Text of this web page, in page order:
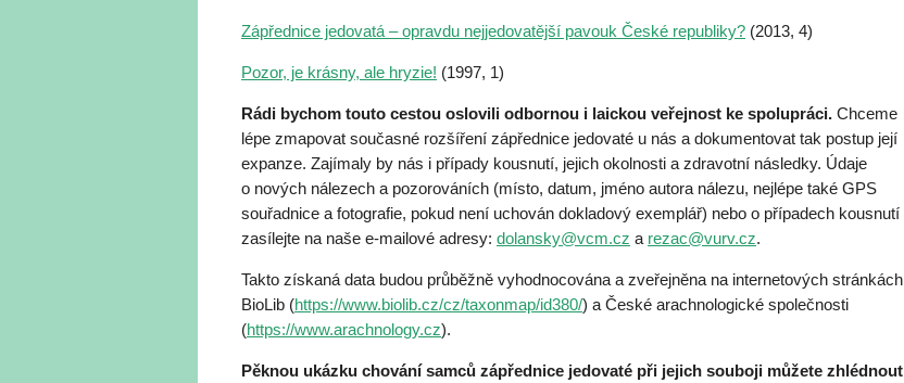
Zápřednice jedovatá – opravdu nejjedovatější pavouk České republiky? (2013, 4)
Pozor, je krásny, ale hryzie! (1997, 1)
Rádi bychom touto cestou oslovili odbornou i laickou veřejnost ke spolupráci. Chceme
lépe zmapovat současné rozšíření zápřednice jedovaté u nás a dokumentovat tak postup její
expanze. Zajímaly by nás i případy kousnutí, jejich okolnosti a zdravotní následky. Údaje
o nových nálezech a pozorováních (místo, datum, jméno autora nálezu, nejlépe také GPS
souřadnice a fotografie, pokud není uchován dokladový exemplář) nebo o případech kousnutí
zasílejte na naše e-mailové adresy: dolansky@vcm.cz a rezac@vurv.cz.
Takto získaná data budou průběžně vyhodnocována a zveřejněna na internetových stránkách
BioLib (https://www.biolib.cz/cz/taxonmap/id380/) a České arachnologické společnosti
(https://www.arachnology.cz).
Pěknou ukázku chování samců zápřednice jedovaté při jejich souboji můžete zhlédnout